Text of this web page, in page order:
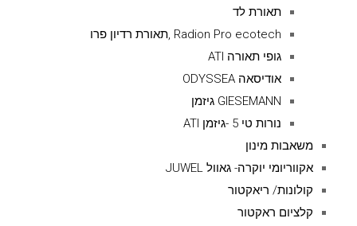
תאורת לד
Radion Pro ecotech ,תאורת רדיון פרו
גופי תאורה ATI
אודיסאה ODYSSEA
GIESEMANN גיזמן
נורות טי 5 -גיזמן ATI
משאבות מינון
אקווריומי יוקרה- גאוול JUWEL
קולונות/ ריאקטור
קלציום ראקטור